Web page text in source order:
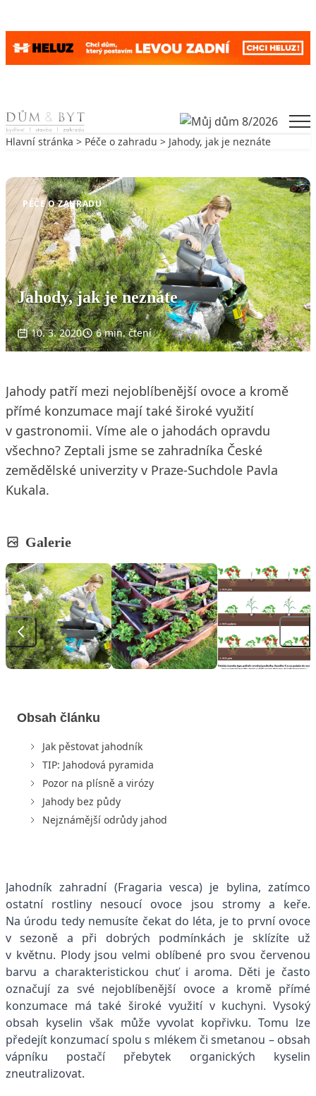
Skip to content
Hlavní stránka > Péče o zahradu > Jahody, jak je neznáte
PÉČE O ZAHRADU
Jahody, jak je neznáte
10. 3. 2020 6 min. čtení
Jahody patří mezi nejoblíbenější ovoce a kromě
přímé konzumace mají také široké využití
v gastronomii. Víme ale o jahodách opravdu
všechno? Zeptali jsme se zahradníka České
zemědělské univerzity v Praze-Suchdole Pavla
Kukala.
Galerie
Obsah článku
Jak pěstovat jahodník
TIP: Jahodová pyramida
Pozor na plísně a virózy
Jahody bez půdy
Nejznámější odrůdy jahod
Jahodník zahradní (Fragaria vesca) je bylina, zatímco
ostatní rostliny nesoucí ovoce jsou stromy a keře.
Na úrodu tedy nemusíte čekat do léta, je to první ovoce
v sezoně a při dobrých podmínkách je sklízíte už
v květnu. Plody jsou velmi oblíbené pro svou červenou
barvu a charakteristickou chuť i aroma. Děti je často
označují za své nejoblíbenější ovoce a kromě přímé
konzumace má také široké využití v kuchyni. Vysoký
obsah kyselin však může vyvolat kopřivku. Tomu lze
předejít konzumací spolu s mlékem či smetanou – obsah
vápníku postačí přebytek organických kyselin
zneutralizovat.